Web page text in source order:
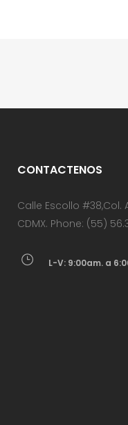
CONTACTENOS
Calle Escollo #38,Col.
CDMX. Phone: (55)
L-V: 9:00am. a